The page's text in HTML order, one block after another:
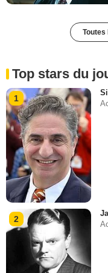
Toutes
Top stars du
1
2